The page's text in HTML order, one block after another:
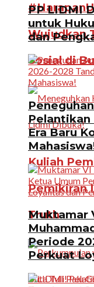
Wujudkan
Sosial di
Kuliah
Pemikiran
Truth
PP LIDMI
untuk
dan
Pelantikan
Era Baru
Muktamar
Periode
Perkuat